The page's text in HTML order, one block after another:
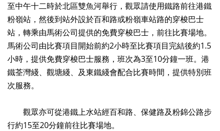
至中午十二時於北區雙魚河舉行，觀眾請使用鐵路前往港鐵
粉嶺站，然後到站外設於百和路或粉嶺車站路的穿梭巴士
站，轉乘由馬術公司提供的免費穿梭巴士，前往比賽場地。
馬術公司由比賽項目開始前約2小時至比賽項目完結後約1.5
小時，提供免費穿梭巴士服務，班次為3至10分鐘一班。港
鐵荃灣綫、觀塘綫、及東鐵綫會配合比賽時間，提供特別班
次服務。
觀眾亦可從港鐵上水站經百和路、保健路及粉錦公路步
行約15至20分鐘前往比賽場地。